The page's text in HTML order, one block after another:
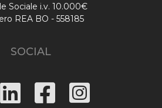
Sociale i.v. 10.000€
REA BO - 558185
SOCIAL